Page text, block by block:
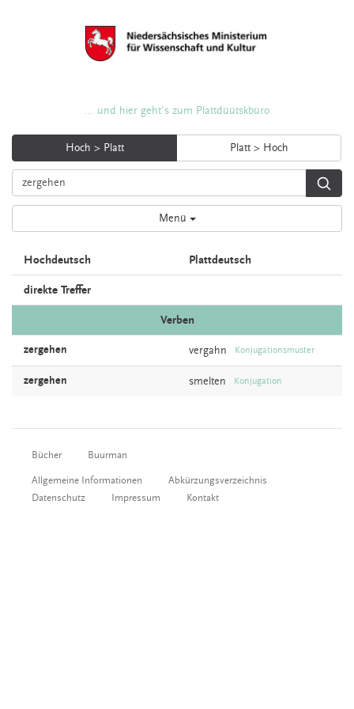
... und hier geht's zum Plattdüütskbüro
Hoch > Platt Platt > Hoch
Menü
Hochdeutsch Plattdeutsch
direkte Treffer
Verben
zergehen vergahn Konjugationsmuster
zergehen smelten Konjugation
Bücher Buurman
Allgemeine Informationen
Abkürzungsverzeichnis
Datenschutz
Impressum Kontakt